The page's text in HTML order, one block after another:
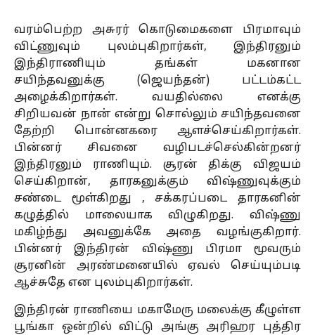
வரம்பெற்ற அசுரர் கொடுமைகளை பிரமாவும்
விட்ணுவும் புலம்புகிறார்கள், இந்திரனும்
இந்திராணியும் தங்கள் மகனான
சயிந்தவனுக்கு (ஜெயந்தன்) பட்டம்கட்ட
அழைக்கிறார்கள். வயதில்லை எனக்கு
சிறியவன் நான் என்று சொல்லும் சயிந்தவனை
தேற்றி பொன்னகரை ஆளச்செய்கிறார்கள்.
பின்னர் சிவனை வழிபடச்செல்கின்றனர்
இந்திரனும் ராணியும். சூரன் திக்கு விஜயம்
செய்கிறான், தாரகனுக்கும் விஷ்ணுவுக்கும்
சண்டை மூள்கிறது , சக்கரப்படை தாரகனின்
கழுத்தில் மாலையாக விழுகிறது. விஷ்ணு
மகிழ்ந்து அவனுக்கே அதை வழங்குகிறார்.
பின்னர் இந்திரன் விஷ்ணு பிரமா மூவரும்
சூரனின் அரண்மனையில் ஏவல் செய்யும்படி
ஆச்சுதே என புலம்புகிறார்கள்.
இந்திரன் ராணியை மகாமேரு மலைக்கு கீழுள்ள
பூங்கா ஒன்றில் விட்டு அங்கு அரிஹர புத்திர